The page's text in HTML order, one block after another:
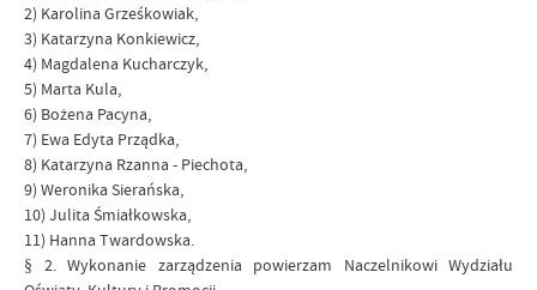
2) Karolina Grześkowiak,
3) Katarzyna Konkiewicz,
4) Magdalena Kucharczyk,
5) Marta Kula,
6) Bożena Pacyna,
7) Ewa Edyta Prządka,
8) Katarzyna Rzanna - Piechota,
9) Weronika Sierańska,
10) Julita Śmiałkowska,
11) Hanna Twardowska.
§ 2. Wykonanie zarządzenia powierzam Naczelnikowi Wydziału